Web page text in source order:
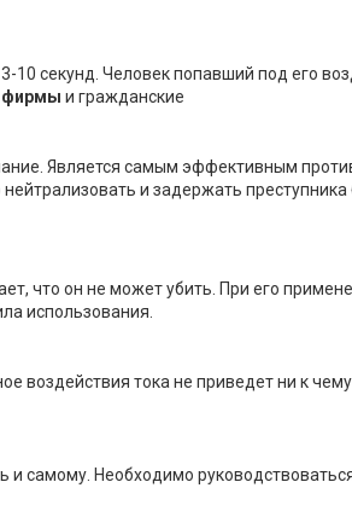
секунд. Человек попавший под его
фирмы и гражданские
Является самым эффективным
и задержать преступника
что он не может убить. При его
использования.
воздействия тока не приведет ни к
самому. Необходимо